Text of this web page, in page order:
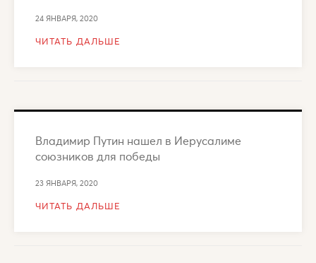
24 ЯНВАРЯ, 2020
ЧИТАТЬ ДАЛЬШЕ
Владимир Путин нашел в Иерусалиме
союзников для победы
23 ЯНВАРЯ, 2020
ЧИТАТЬ ДАЛЬШЕ